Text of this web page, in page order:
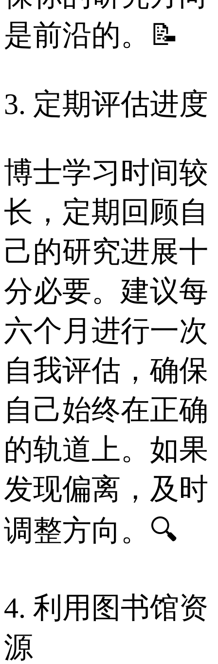
是前沿的。📝
3. 定期评估进度
博士学习时间较
长，定期回顾自
己的研究进展十
分必要。建议每
六个月进行一次
自我评估，确保
自己始终在正确
的轨道上。如果
发现偏离，及时
调整方向。🔍
4. 利用图书馆资
源